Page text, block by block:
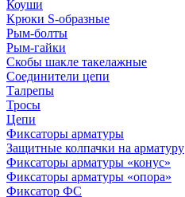
Коуши
Крюки S-образные
Рым-болты
Рым-гайки
Скобы шакле такелажные
Соединители цепи
Талрепы
Тросы
Цепи
Фиксаторы арматуры
Защитные колпачки на арматуру
Фиксаторы арматуры «конус»
Фиксаторы арматуры «опора»
Фиксатор ФС